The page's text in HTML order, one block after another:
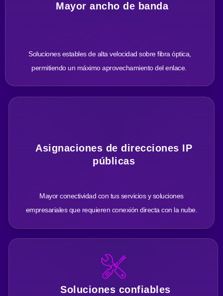
Mayor ancho de banda
Soluciones estables de alta velocidad sobre fibra óptica,
permitiendo un máximo aprovechamiento del enlace.
Asignaciones de direcciones IP
públicas
Mayor conectividad con tus servicios y soluciones
empresariales que requieren conexión directa con la nube.
Soluciones confiables